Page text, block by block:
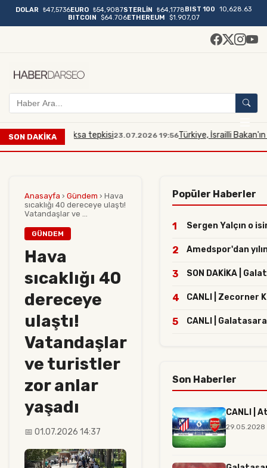
DOLAR ₺47,5736EURO ₺54,9087STERLİN ₺64,1778BIST 100
10,628.63
BITCOIN
$64.706ETHEREUM $1.907,07
SON DAKİKA
Aksa tepkisi23.07.2026 19:56Türkiye, İsrailli Bakan'ın Mescid-i
Anasayfa › Gündem › Hava
sıcaklığı 40 dereceye ulaştı!
Vatandaşlar ve ...
GÜNDEM
Hava
sıcaklığı 40
dereceye
ulaştı!
Vatandaşlar
ve turistler
zor anlar
yaşadı
📅 01.07.2026 14:37
Popüler Haberler
1 Sergen Yalçın o
2 Amedspor'dan
3 SON DAKİKA |
4 CANLI | Zecorner
5 CANLI |
Son Haberler
CANLI |
29.05.2028